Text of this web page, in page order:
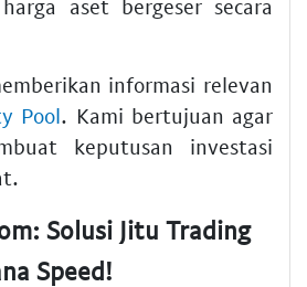
aset bergeser secara
informasi relevan
Pool. Kami bertujuan agar
keputusan investasi
Solusi Jitu Trading
Speed!